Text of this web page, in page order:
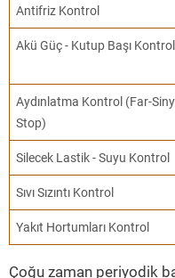
Antifriz Kontrol
Akü Güç - Kutup Başı Kontrol
Aydınlatma Kontrol (Far-
Stop)
Silecek Lastik - Suyu Kontrol
Sıvı Sızıntı Kontrol
Yakıt Hortumları Kontrol
Çoğu zaman periyodik